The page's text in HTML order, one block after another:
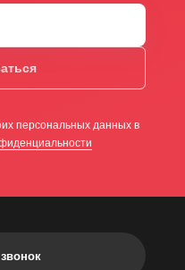
персональных данных в